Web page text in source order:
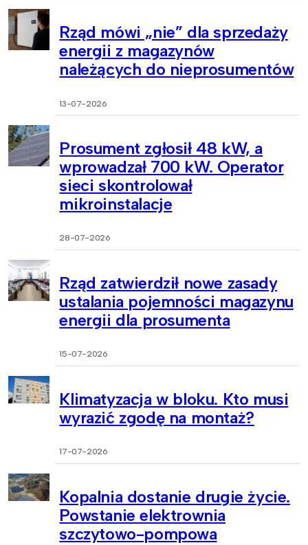
Rząd mówi „nie” dla sprzedaży
energii z magazynów
należących do nieprosumentów
13-07-2026
Prosument zgłosił 48 kW, a
wprowadzał 700 kW. Operator
sieci skontrolował
mikroinstalacje
28-07-2026
Rząd zatwierdził nowe zasady
ustalania pojemności magazynu
energii dla prosumenta
15-07-2026
Klimatyzacja w bloku. Kto musi
wyrazić zgodę na montaż?
17-07-2026
Kopalnia dostanie drugie życie.
Powstanie elektrownia
szczytowo-pompowa